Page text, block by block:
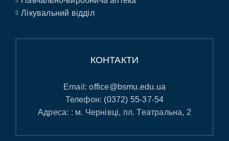
Лікувальний відділ
КОНТАКТИ
Email:office@bsmu.edu.ua
Телефон: (0372) 55-37-54
Адреса: : м. Чернівці, пл. Театральна, 2